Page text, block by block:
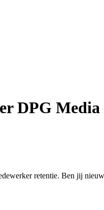
DPG Media
retentie. Ben jij